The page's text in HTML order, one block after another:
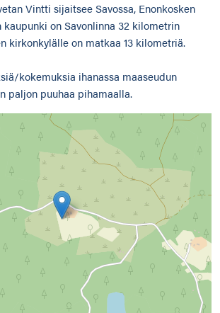
Vintti sijaitsee Savossa, Enonkosken
kaupunki on Savonlinna 32 kilometrin
kirkonkylälle on matkaa 13 kilometriä.
kokemuksia ihanassa maaseudun
paljon puuhaa pihamaalla.